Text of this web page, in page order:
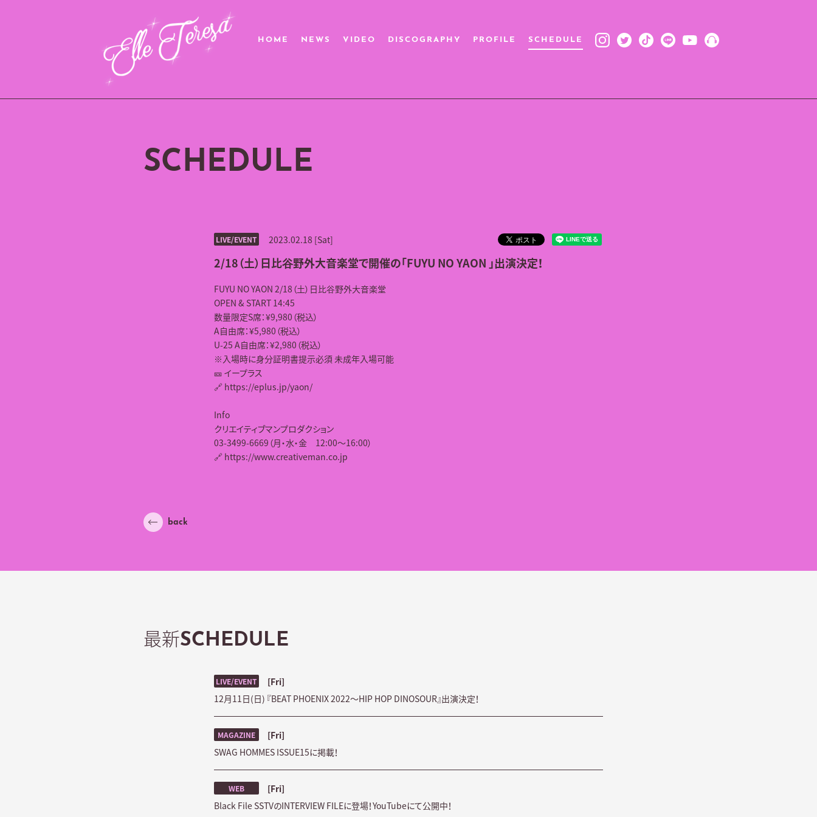
HOME NEWS VIDEO DISCOGRAPHY PROFILE SCHEDULE
SCHEDULE
2023.02.18 [Sat]
LIVE/EVENT
2/18（土）日比谷野外大音楽堂で開催の「FUYU NO YAON 」出演決定！
FUYU NO YAON 2/18（土）日比谷野外大音楽堂
OPEN & START 14:45
数量限定S席：¥9,980（税込）
A自由席：¥5,980（税込）
U-25 A自由席：¥2,980（税込）
※入場時に身分証明書提示必須 未成年入場可能
🎫 イープラス
🔗 https://eplus.jp/yaon/
Info
クリエイティブマンプロダクション
03-3499-6669（月・水・金 12:00～16:00）
🔗 https://www.creativeman.co.jp
back
最新SCHEDULE
LIVE/EVENT
[Fri]
12月11日(日) 『BEAT PHOENIX 2022～HIP HOP DINOSOUR』出演決定！
MAGAZINE
[Fri]
SWAG HOMMES ISSUE15に掲載！
WEB
[Fri]
Black File SSTVのINTERVIEW FILEに登場！YouTubeにて公開中！